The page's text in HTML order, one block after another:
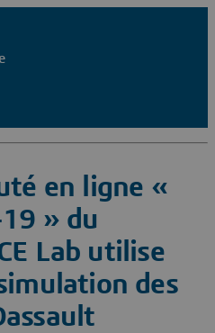
en ligne «
19 » du
Lab utilise
des